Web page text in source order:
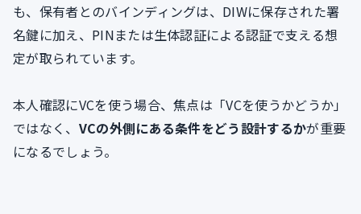
も、保有者とのバインディングは、DIWに保存された署
名鍵に加え、PINまたは生体認証による認証で支える想
定が取られています。
本人確認にVCを使う場合、焦点は「VCを使うかどうか」
ではなく、 VCの外側にある条件をどう設計するかが重要
になるでしょう。